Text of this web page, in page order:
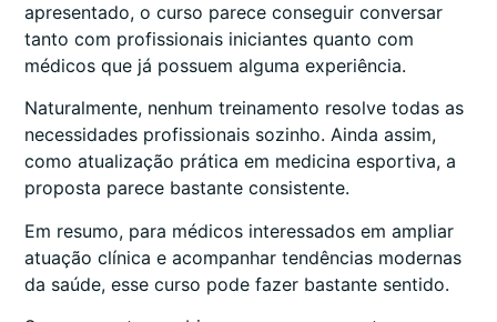
apresentado, o curso parece conseguir conversar
tanto com profissionais iniciantes quanto com
médicos que já possuem alguma experiência.
Naturalmente, nenhum treinamento resolve todas as
necessidades profissionais sozinho. Ainda assim,
como atualização prática em medicina esportiva, a
proposta parece bastante consistente.
Em resumo, para médicos interessados em ampliar
atuação clínica e acompanhar tendências modernas
da saúde, esse curso pode fazer bastante sentido.